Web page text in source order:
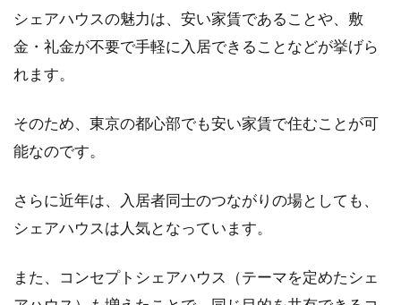
記載はあったほうが良い？
ことも多いですが、建てられてから十数年～数
シェアハウスの魅力は、安い家賃であることや、敷
金・礼金が不要で手軽に入居できることなどが挙げら
れます。
そのため、東京の都心部でも安い家賃で住むことが可
能なのです。
さらに近年は、入居者同士のつながりの場としても、
シェアハウスは人気となっています。
また、コンセプトシェアハウス（テーマを定めたシェ